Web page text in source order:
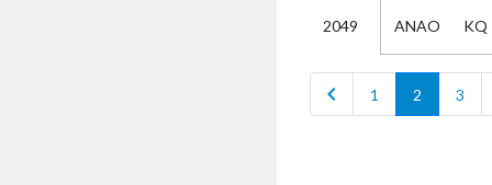
2049 ANAO KQ
chevron_left 1 2 3